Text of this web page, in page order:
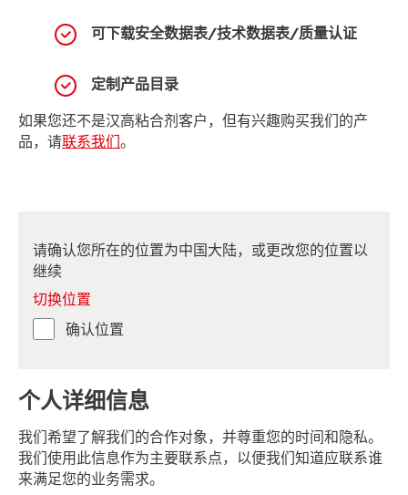
可下载安全数据表/技术数据表/质量认证
定制产品目录
如果您还不是汉高粘合剂客户，但有兴趣购买我们的产
品，请联系我们 。
请确认您所在的位置为中国大陆，或更改您的位置以
继续
确认位置
切换位置
个人详细信息
我们希望了解我们的合作对象，并尊重您的时间和隐私。
我们使用此信息作为主要联系点，以便我们知道应联系谁
来满足您的业务需求。